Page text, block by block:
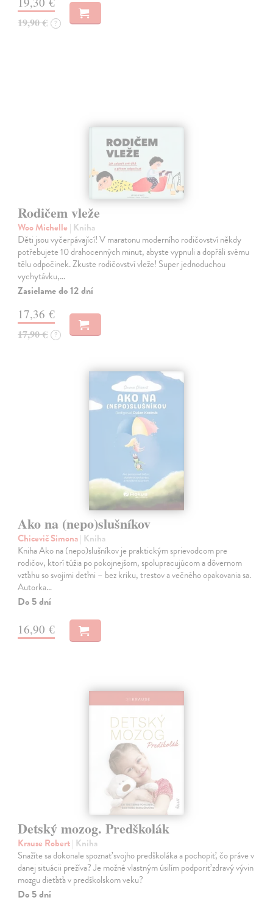
19,90 € ?
Rodičem vleže
Woo Michelle | Kniha
Děti jsou vyčerpávající! V maratonu moderního rodičovství někdy
potřebujete 10 drahocenných minut, abyste vypnuli a dopřáli svému
tělu odpočinek. Zkuste rodičovství vleže! Super jednoduchou
vychytávku,…
Zasielame do 12 dní
17,36 €
17,90 € ?
Ako na (nepo)slušníkov
Chicevič Simona| Kniha
Kniha Ako na (nepo)slušníkov je praktickým sprievodcom pre
rodičov, ktorí túžia po pokojnejšom, spolupracujúcom a dôvernom
vzťahu so svojimi deťmi – bez kriku, trestov a večného opakovania sa.
Autorka…
Do 5 dní
16,90 €
Detský mozog. Predškolák
Krause Robert| Kniha
Snažíte sa dokonale spoznať svojho predškoláka a pochopiť, čo práve v
danej situácii prežíva? Je možné vlastným úsilím podporiť zdravý vývin
mozgu dieťaťa v predškolskom veku?
Do 5 dní